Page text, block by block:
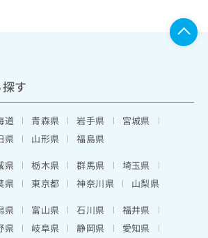
す
道 青森県 岩手県
宮城県
県
山形県
福島県
県 栃木県 群馬県
埼玉県
県
東京都 神奈川県
山梨県
県 富山県 石川県
福井県
県
岐阜県 静岡県
愛知県